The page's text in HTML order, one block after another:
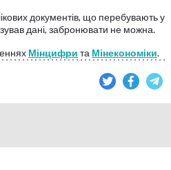
документів, що перебувають у
дані, забронювати не можна.
Мінцифри та Мінекономіки.